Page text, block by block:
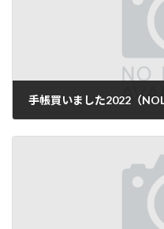
手帳買いました2022（